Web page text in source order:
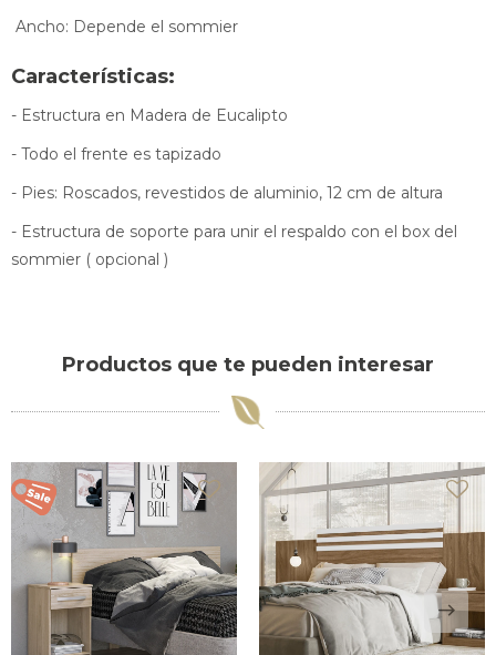
Ancho: Depende el sommier
Características:
- Estructura en Madera de Eucalipto
- Todo el frente es tapizado
- Pies: Roscados, revestidos de aluminio, 12 cm de altura
- Estructura de soporte para unir el respaldo con el box del
sommier ( opcional )
Productos que te pueden interesar